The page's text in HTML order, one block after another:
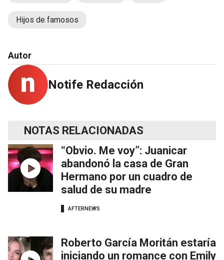
Hijos de famosos
Autor
Notife Redacción
NOTAS RELACIONADAS
“Obvio. Me voy”: Juanicar
abandonó la casa de Gran
Hermano por un cuadro de
salud de su madre
AFTERNEWS
Roberto García Moritán estaría
iniciando un romance con Emily